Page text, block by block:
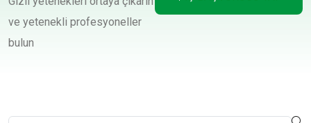
ve yetenekli profesyoneller
bulun